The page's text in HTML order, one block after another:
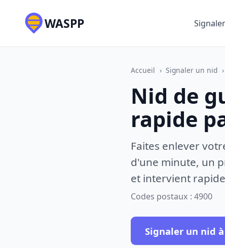
WASPP
Accueil › Signaler un nid ›
Nid de
rapide
Faites enlever
d'une minute, un
et intervient
Codes postaux : 4900
Signaler un nid à